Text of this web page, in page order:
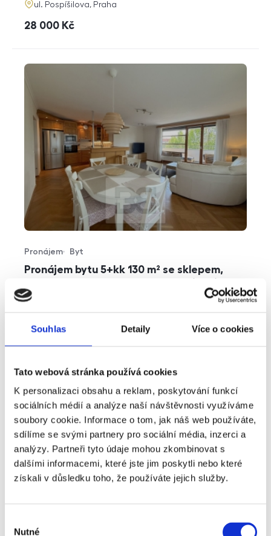
Souhlas Detaily Více o cookies
Tato webová stránka používá cookies
K personalizaci obsahu a reklam, poskytování funkcí
sociálních médií a analýze naší návštěvnosti využíváme
soubory cookie. Informace o tom, jak náš web používáte,
sdílíme se svými partnery pro sociální média, inzerci a
analýzy. Partneři tyto údaje mohou zkombinovat s
dalšími informacemi, které jste jim poskytli nebo které
získali v důsledku toho, že používáte jejich služby.
Nutné
adresa
ul. Pospíšilova, Praha
cena
28 000 Kč
Pronájem bytu 5+kk 130 m² se sklepem,
Typ nabídky
Pronájem
Typ nemovitosti
Byt
funkce
parkování sklep výtah
cena
49 000 Kč